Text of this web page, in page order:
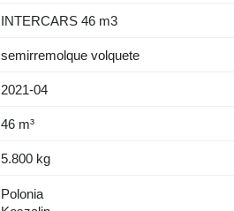
INTERCARS 46 m3
semirremolque volquete
2021-04
46 m³
5.800 kg
Polonia